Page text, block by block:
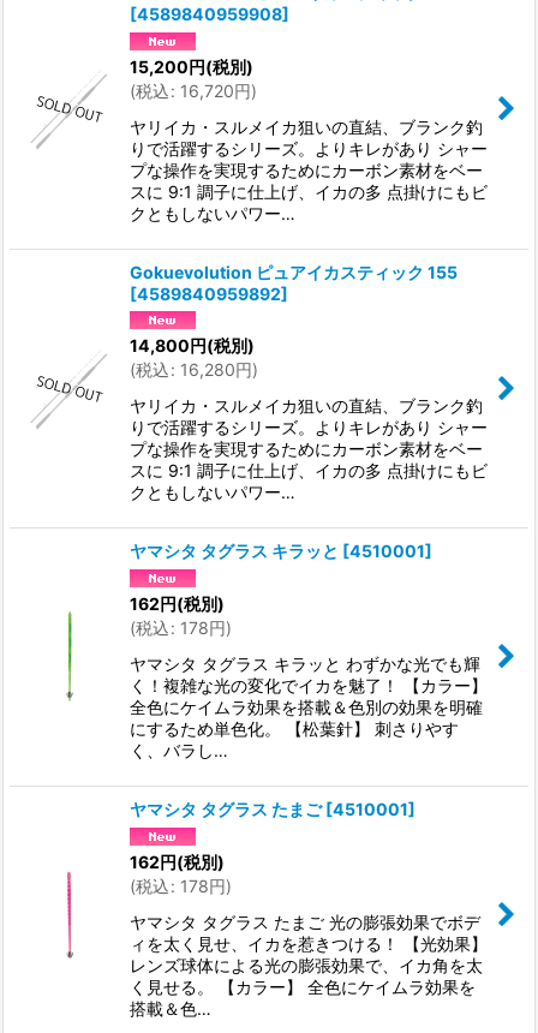
[4589840959908]
15,200円(税別)
(税込: 16,720円)
ヤリイカ・スルメイカ狙いの直結、ブランク釣
りで活躍するシリーズ。よりキレがあり シャー
プな操作を実現するためにカーボン素材をベー
スに 9:1 調子に仕上げ、イカの多 点掛けにもビ
クともしないパワー…
Gokuevolution ピュアイカスティック 155
[4589840959892]
14,800円(税別)
(税込: 16,280円)
ヤリイカ・スルメイカ狙いの直結、ブランク釣
りで活躍するシリーズ。よりキレがあり シャー
プな操作を実現するためにカーボン素材をベー
スに 9:1 調子に仕上げ、イカの多 点掛けにもビ
クともしないパワー…
ヤマシタ タグラス キラッと [4510001]
162円(税別)
(税込: 178円)
ヤマシタ タグラス キラッと わずかな光でも輝
く！複雑な光の変化でイカを魅了！ 【カラー】
全色にケイムラ効果を搭載＆色別の効果を明確
にするため単色化。 【松葉針】 刺さりやす
く、バラし…
ヤマシタ タグラス たまご [4510001]
162円(税別)
(税込: 178円)
ヤマシタ タグラス たまご 光の膨張効果でボデ
ィを太く見せ、イカを惹きつける！ 【光効果】
レンズ球体による光の膨張効果で、イカ角を太
く見せる。 【カラー】 全色にケイムラ効果を
搭載＆色…